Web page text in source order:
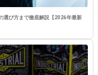
選び方まで徹底解説【2026年最新